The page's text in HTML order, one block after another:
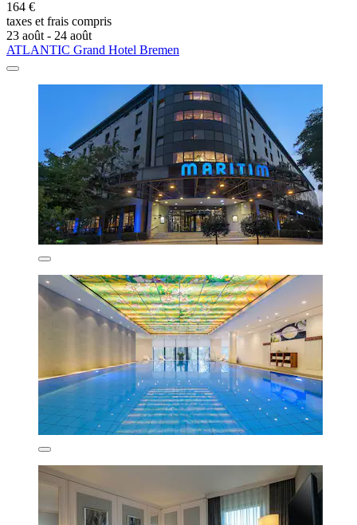
164 €
taxes et frais compris
23 août - 24 août
ATLANTIC Grand Hotel Bremen